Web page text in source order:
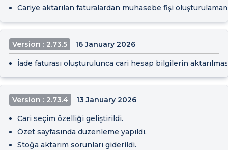
Cariye aktarılan faturalardan muhasebe fişi
Version : 2.73.5 16 January 2026
İade faturası oluşturulunca cari hesap bilgilerin
Version : 2.73.4 13 January 2026
Cari seçim özelliği geliştirildi.
Özet sayfasında düzenleme yapıldı.
Stoğa aktarım sorunları giderildi.